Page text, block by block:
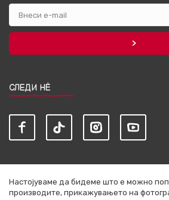
СЛЕДИ НЀ
Настојуваме да бидеме што е можно
производите, прикажувањето на